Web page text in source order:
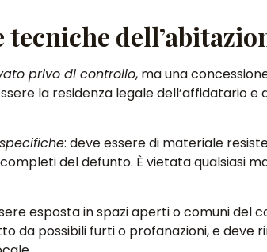
privo di controllo, ma una
la residenza legale dell’affidatario e
: deve essere di materiale
del defunto. È vietata qualsiasi
esposta in spazi aperti o comuni del
da possibili furti o profanazioni, e deve